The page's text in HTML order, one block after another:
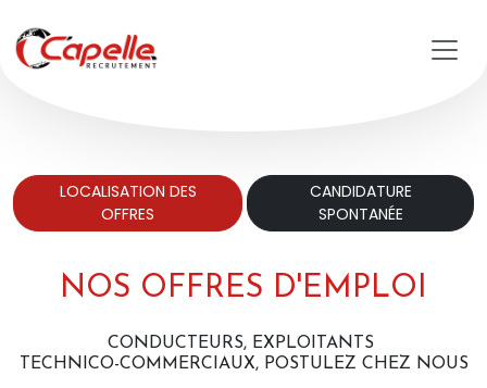
NOS OFFRES D'EMPLOI
LOCALISATION DES
OFFRES
CANDIDATURE
SPONTANÉE
CONDUCTEURS, EXPLOITANTS
TECHNICO-COMMERCIAUX, POSTULEZ CHEZ NOUS